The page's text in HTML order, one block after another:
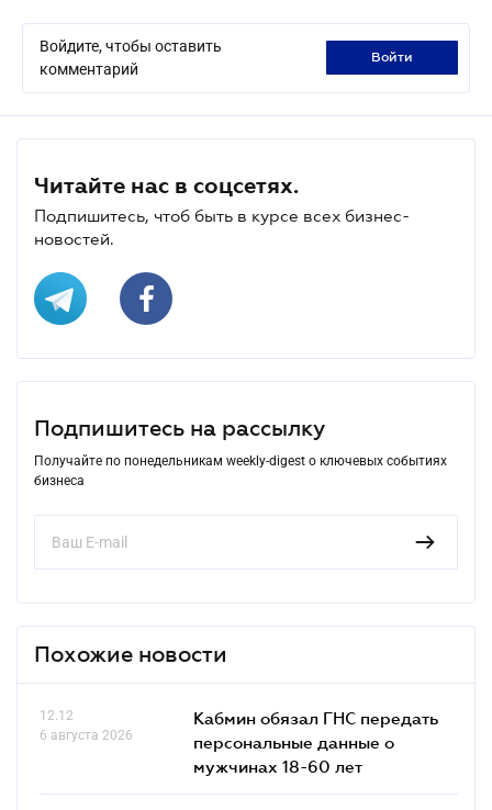
Войдите, чтобы оставить
комментарий
войти
Читайте нас в соцсетях.
Подпишитесь, чтоб быть в курсе всех бизнес-
новостей.
Подпишитесь на рассылку
Получайте по понедельникам weekly-digest о ключевых событиях
бизнеса
Похожие новости
12.12
6 августа 2026
Кабмин обязал ГНС передать
персональные данные о
мужчинах 18-60 лет